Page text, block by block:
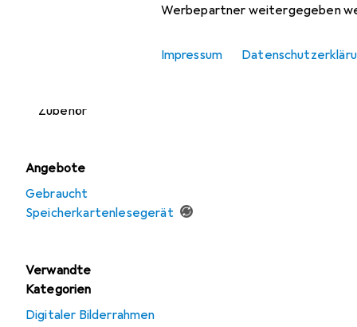
Werbepartner weitergegeben
Impressum
Speicherkartenlesegerät
Zubehör
Angebote
Gebraucht
Speicherkartenlesegerät
Verwandte
Kategorien
Digitaler Bilderrahmen